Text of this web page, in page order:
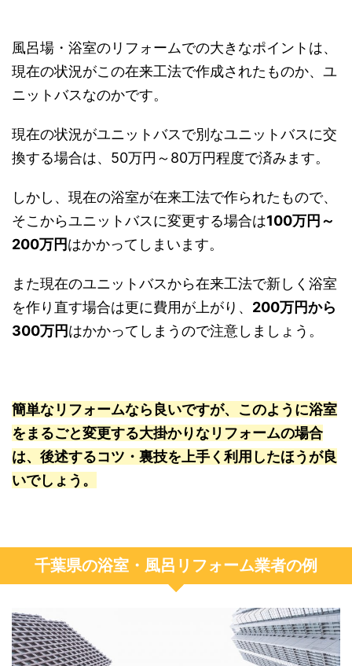
風呂場・浴室のリフォームでの大きなポイントは、
現在の状況がこの在来工法で作成されたものか、ユ
ニットバスなのかです。
現在の状況がユニットバスで別なユニットバスに交
換する場合は、50万円～80万円程度で済みます。
しかし、現在の浴室が在来工法で作られたもので、
そこからユニットバスに変更する場合は100万円～
200万円はかかってしまいます。
また現在のユニットバスから在来工法で新しく浴室
を作り直す場合は更に費用が上がり、 200万円から
300万円はかかってしまうので注意しましょう。
簡単なリフォームなら良いですが、このように浴室
をまるごと変更する大掛かりなリフォームの場合
は、後述するコツ・裏技を上手く利用したほうが良
いでしょう。
千葉県の浴室・風呂リフォーム業者の例